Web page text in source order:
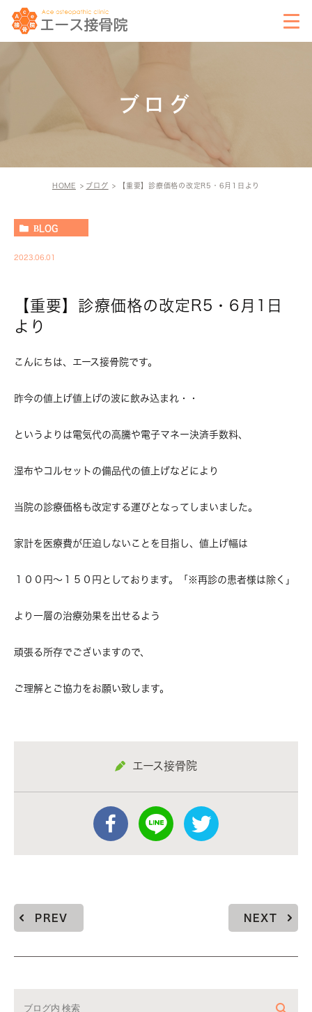
ブログ
HOME ブログ 【重要】診療価格の改定R5・6月1日より
BLOG
2023.06.01
【重要】診療価格の改定R5・6月1日
より
こんにちは、エース接骨院です。
昨今の値上げ値上げの波に飲み込まれ・・
というよりは電気代の高騰や電子マネー決済手数料、
湿布やコルセットの備品代の値上げなどにより
当院の診療価格も改定する運びとなってしまいました。
家計を医療費が圧迫しないことを目指し、値上げ幅は
１００円～１５０円としております。「※再診の患者様は除く」
より一層の治療効果を出せるよう
頑張る所存でございますので、
ご理解とご協力をお願い致します。
エース接骨院
PREV NEXT